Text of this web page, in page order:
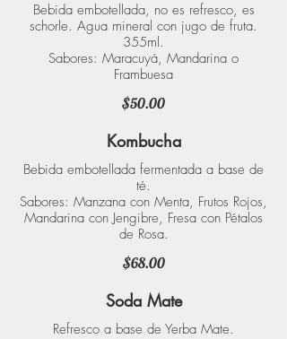
Bebida embotellada, no es refresco, es
schorle. Agua mineral con jugo de fruta.
355ml.
Sabores: Maracuyá, Mandarina o
Frambuesa
$50.00
Kombucha
Bebida embotellada fermentada a base de
té.
Sabores: Manzana con Menta, Frutos Rojos,
Mandarina con Jengibre, Fresa con Pétalos
de Rosa.
$68.00
Soda Mate
Refresco a base de Yerba Mate.